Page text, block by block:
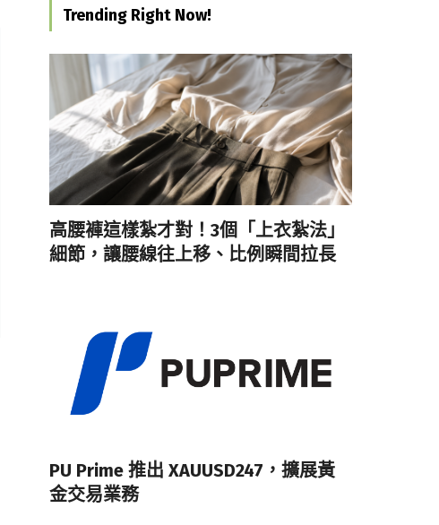
Trending Right Now!
高腰褲這樣紮才對！3個「上衣紮法」
細節，讓腰線往上移、比例瞬間拉長
PU Prime 推出 XAUUSD247，擴展黃
金交易業務